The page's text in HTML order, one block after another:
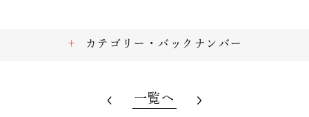
カテゴリー・バックナンバー
一覧へ